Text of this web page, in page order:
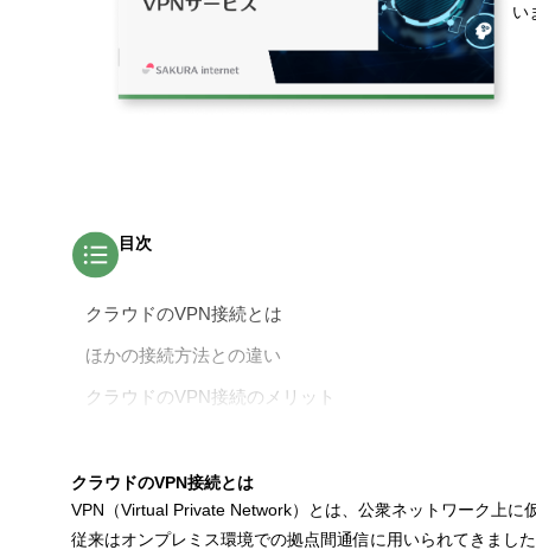
い
目次
クラウドのVPN接続とは
ほかの接続方法との違い
クラウドのVPN接続のメリット
強固なセキュリティの実現
柔軟な運用とスケーラビリティ
クラウドのVPN接続とは
VPN（Virtual Private Network）とは、公衆ネットワーク上に
従来はオンプレミス環境での拠点間通信に用いられてきまし